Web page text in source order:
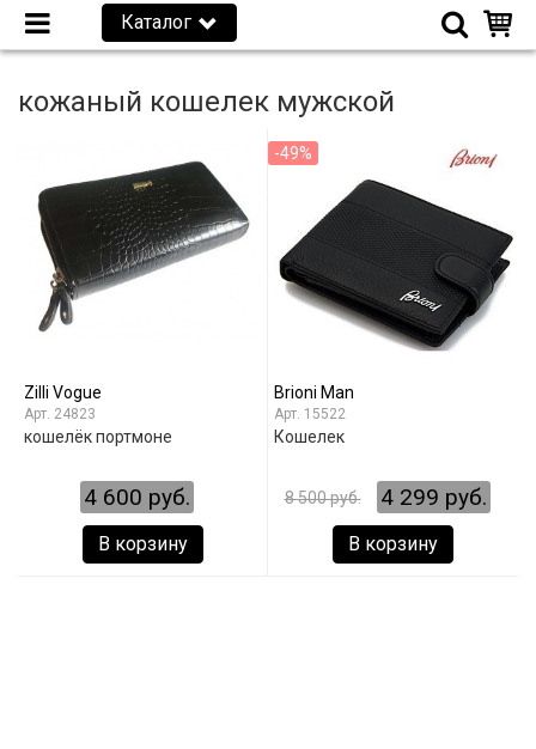
Каталог
кожаный кошелек мужской
Zilli Vogue
24823
кошелёк портмоне
4 600 руб.
В корзину
-49%
Brioni Man
15522
Кошелек
8 500 руб. 4 299 руб.
В корзину